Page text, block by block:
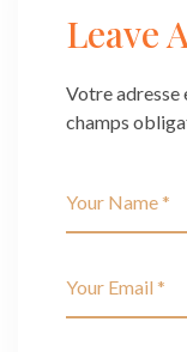
Leave
Votre adresse
champs